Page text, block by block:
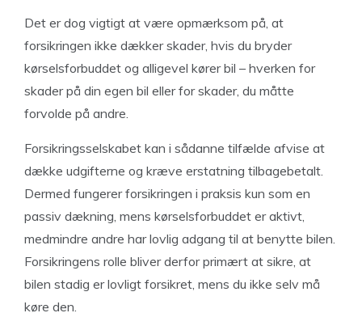
Det er dog vigtigt at være opmærksom på, at
forsikringen ikke dækker skader, hvis du bryder
kørselsforbuddet og alligevel kører bil – hverken for
skader på din egen bil eller for skader, du måtte
forvolde på andre.
Forsikringsselskabet kan i sådanne tilfælde afvise at
dække udgifterne og kræve erstatning tilbagebetalt.
Dermed fungerer forsikringen i praksis kun som en
passiv dækning, mens kørselsforbuddet er aktivt,
medmindre andre har lovlig adgang til at benytte bilen.
Forsikringens rolle bliver derfor primært at sikre, at
bilen stadig er lovligt forsikret, mens du ikke selv må
køre den.